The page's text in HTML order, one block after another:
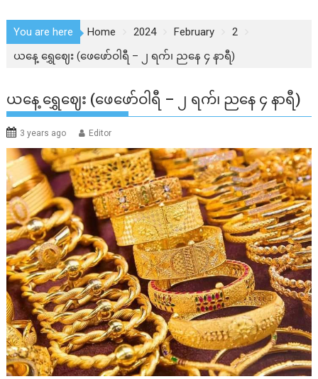
You are here Home 2024 February
2
ယနေ့ ရွှေဈေး (ဖေဖော်ဝါရီ – ၂ ရက်၊ ညနေ ၄ နာရီ)
ယနေ့ ရွှေဈေး (ဖေဖော်ဝါရီ – ၂ ရက်၊ ညနေ ၄ နာရီ)
3 years ago Editor